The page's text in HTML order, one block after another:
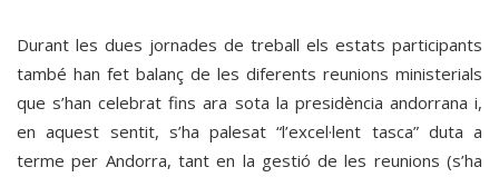
Durant les dues jornades de treball els estats participants
també han fet balanç de les diferents reunions ministerials
que s’han celebrat fins ara sota la presidència andorrana i,
en aquest sentit, s’ha palesat “l’excel·lent tasca” duta a
terme per Andorra, tant en la gestió de les reunions (s’ha